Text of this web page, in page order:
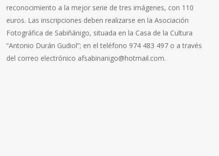
reconocimiento a la mejor serie de tres imágenes, con 110
euros. Las inscripciones deben realizarse en la Asociación
Fotográfica de Sabiñánigo, situada en la Casa de la Cultura
“Antonio Durán Gudiol”; en el teléfono 974 483 497 o a través
del correo electrónico afsabinanigo@hotmail.com.